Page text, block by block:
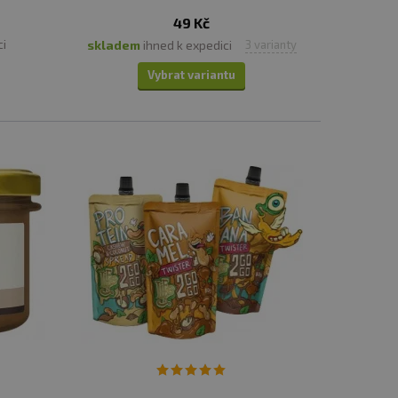
a pusťte se do cesty ke
Obecně platí, že ořechové krémy mají
vitamíny a minerály. Zde jsou
49 Kč
skladem ihned k expedici 3 varianty
Vybrat variantu